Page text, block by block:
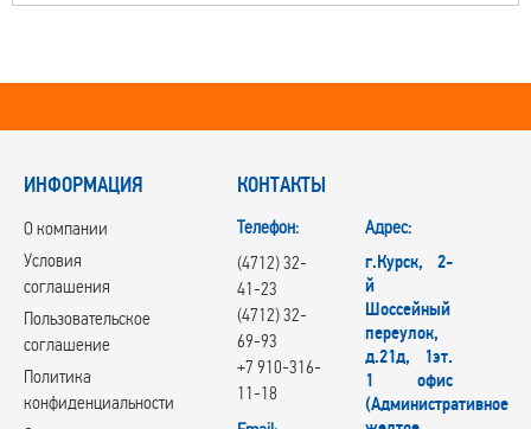
ИНФОРМАЦИЯ
О компании
Условия
соглашения
Пользовательское
соглашение
Политика
конфиденциальности
КОНТАКТЫ
Телефон:
(4712) 32-
41-23
(4712) 32-
69-93
+7 910-316-
11-18
Адрес:
г.Курск, 2-
й
Шоссейный
переулок,
д.21д, 1эт.
1 офис
(Административное